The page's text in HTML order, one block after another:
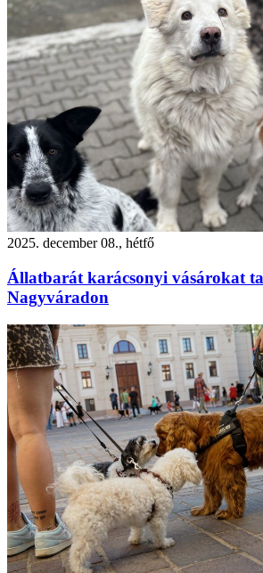
2025. december 08., hétfő
Állatbarát karácsonyi vásárokat
Nagyváradon